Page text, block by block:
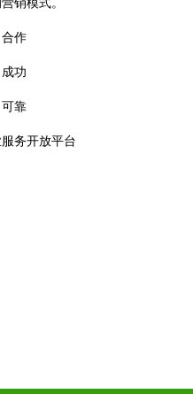
销模式。
作
功
靠
务开放平台